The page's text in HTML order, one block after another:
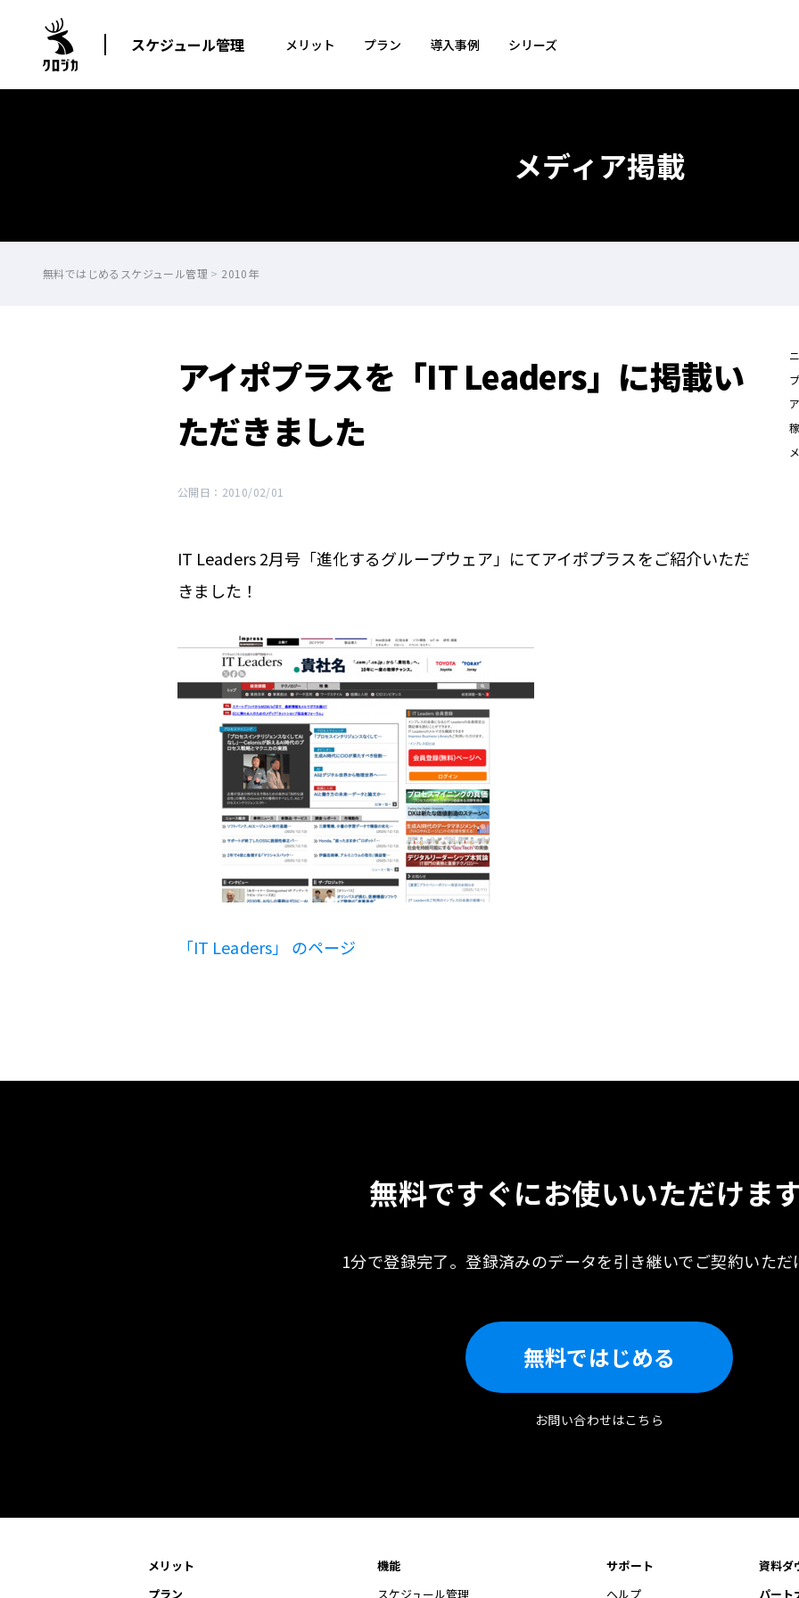
スケジュール管理 メリット プラン 導入事例 シリーズ
メディア掲載
無料ではじめるスケジュール管理 > 2010年
アイポプラスを「IT Leaders」に掲載い
ただきました
公開日：2010/02/01
IT Leaders 2月号「進化するグループウェア」にてアイポプラスをご紹介いただ
きました！
「IT Leaders」 のページ
無料ですぐにお使いいただけま
1分で登録完了。登録済みのデータを引き継いでご契約いただ
無料ではじめる
お問い合わせはこちら
メリット
プラン
機能
スケジュール管理
サポート
ヘルプ
資料ダ
パート